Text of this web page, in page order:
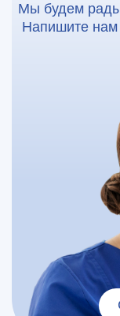
Мы будем
Напишите